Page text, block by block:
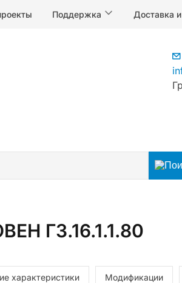
Поддержка Доставка
и арматура для датчиков температуры
ГЗ.16.1.1.80
характеристики Модификации